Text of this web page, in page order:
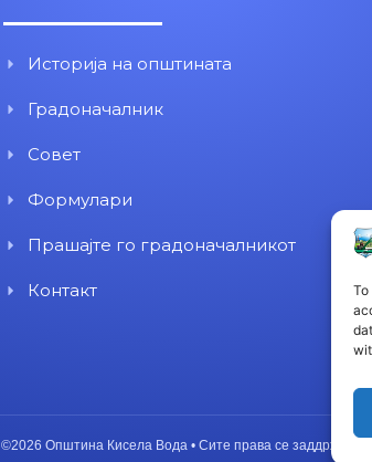
Историја на општината
Градоначалник
Совет
Формулари
Прашајте го градоначалникот
Контакт
©2026 Општина Кисела Вода • Сите права се заддржани